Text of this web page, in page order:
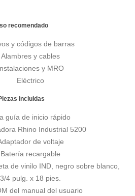
recomendado
y códigos de barras
Alambres y cables
y MRO
Eléctrico
incluidas
guía de inicio rápido
Rhino Industrial 5200
de voltaje
Batería recargable
de vinilo IND, negro sobre blanco,
3/4 pulg. x 18 pies.
del manual del usuario